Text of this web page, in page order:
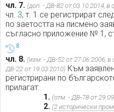
чл. 7. (доп. - ДВ-82 от 03.10.2014, в
чл. 3, т. 1 се регистрират
по заетостта на писмено
съгласно приложение № 1,
8
чл. 8. (изм. - ДВ-52 от 27.06.2006, в
ДВ-22 от 19.03.2010) Към
регистрирани по
прилагат:
1. (отм. - ДВ-78 от
2. (2 исторически